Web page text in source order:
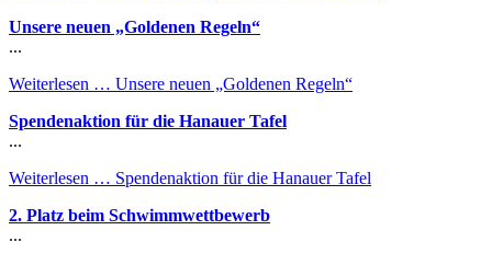
Unsere neuen „Goldenen Regeln“
...
Weiterlesen … Unsere neuen „Goldenen Regeln“
Spendenaktion für die Hanauer Tafel
...
Weiterlesen … Spendenaktion für die Hanauer Tafel
2. Platz beim Schwimmwettbewerb
...